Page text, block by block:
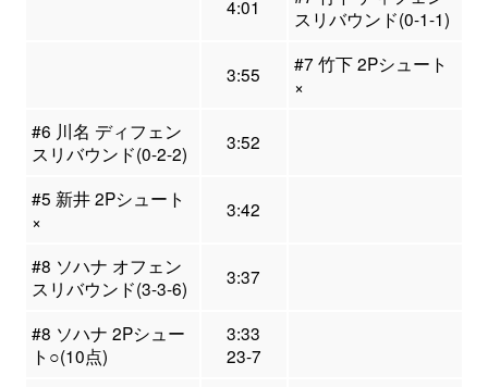
4:01
スリバウンド(0-1-1)
3:55
#7 竹下 2Pシュート
×
#6 川名 ディフェン
スリバウンド(0-2-2)
3:52
#5 新井 2Pシュート
×
3:42
#8 ソハナ オフェン
スリバウンド(3-3-6)
3:37
#8 ソハナ 2Pシュー
ト○(10点)
3:33
23-7